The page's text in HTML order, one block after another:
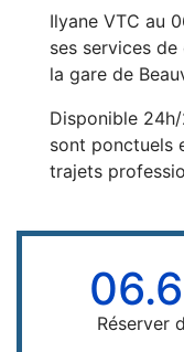
Ilyane VTC au
ses services
la gare de
Disponible
sont ponctuels
trajets
Réserver